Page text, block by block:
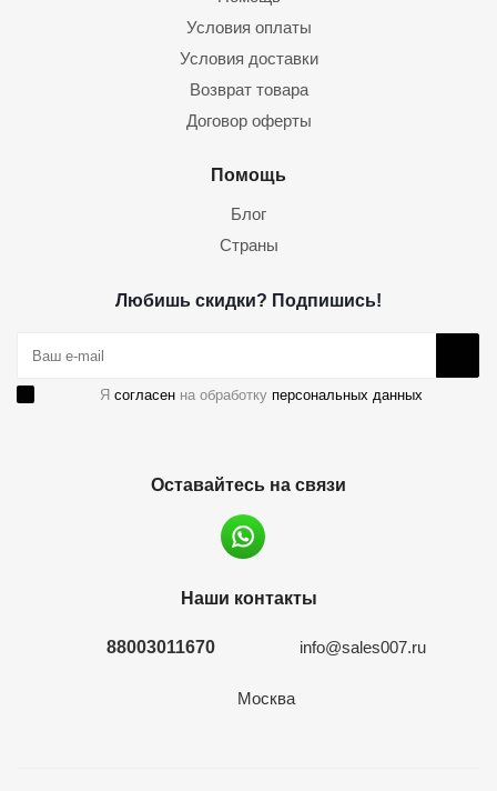
Условия оплаты
Условия доставки
Возврат товара
Договор оферты
Помощь
Блог
Страны
Любишь скидки? Подпишись!
Я согласен на обработку персональных данных
Оставайтесь на связи
Наши контакты
88003011670 info@sales007.ru
Москва